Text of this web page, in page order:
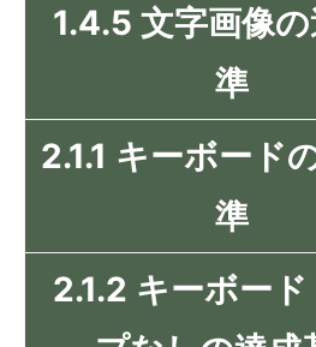
1.4.5 文字画像
準
2.1.1 キーボード
準
2.1.2 キーボード